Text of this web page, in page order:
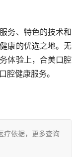
务、特色的技术和
康的优选之地。无
体验上，合美口腔
腔健康服务。
疗依据，更多查询